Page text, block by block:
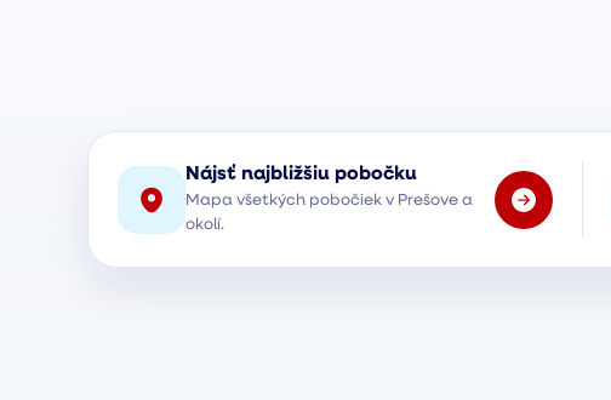
Nájsť najbližšiu pobočku
Mapa všetkých pobočiek v Prešove a
okolí.